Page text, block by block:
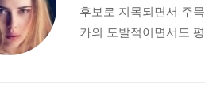
후보로 지목되면서 주
카의 도발적이면서도